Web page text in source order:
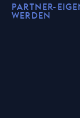
PARTNER-
WERDEN